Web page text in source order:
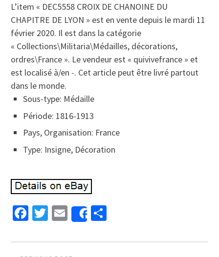
L’item « DEC5558 CROIX DE CHANOINE DU
CHAPITRE DE LYON » est en vente depuis le mardi 11
février 2020. Il est dans la catégorie
« Collections\Militaria\Médailles, décorations,
ordres\France ». Le vendeur est « quivivefrance » et
est localisé à/en -. Cet article peut être livré partout
dans le monde.
Sous-type: Médaille
Période: 1816-1913
Pays, Organisation: France
Type: Insigne, Décoration
Facebook
Twitter
EmailShare